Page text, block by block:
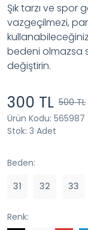
Şık tarzı ve spor
vazgeçilmezi,
bedeni olmazsa
değiştirin.
300 TL 500 TL
Ürün Kodu: 565987
Stok: 3 Adet
Beden:
31
32 33
Renk: